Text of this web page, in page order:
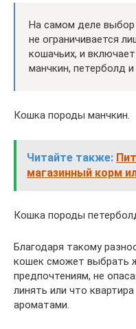
На самом деле
не ограничивается
кошачьих, и
манчкин, петерболд и
Кошка породы манчкин.
Читайте также:
магазинный корм
Кошка породы
Благодаря такому
кошек сможет выбрать
предпочтениям, не
линять или что
ароматами.